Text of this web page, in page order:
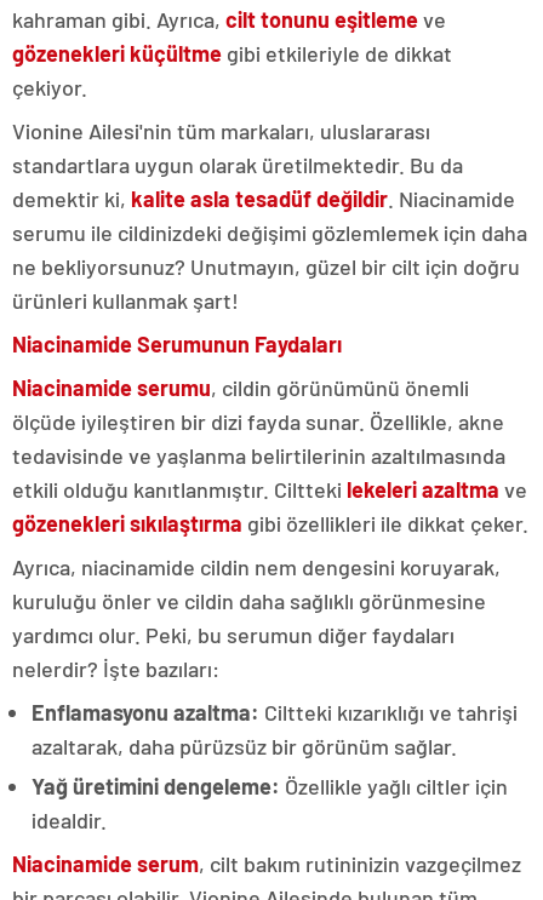
kahraman gibi. Ayrıca, cilt tonunu eşitlemeve
gözenekleri küçültme gibi etkileriyle de dikkat
çekiyor.
Vionine Ailesi'nin tüm markaları, uluslararası
standartlara uygun olarak üretilmektedir. Bu da
demektir ki, kalite asla tesadüf değildir . Niacinamide
serumu ile cildinizdeki değişimi gözlemlemek için daha
ne bekliyorsunuz? Unutmayın, güzel bir cilt için doğru
ürünleri kullanmak şart!
Niacinamide Serumunun Faydaları
Niacinamide serumu, cildin görünümünü önemli
ölçüde iyileştiren bir dizi fayda sunar. Özellikle, akne
tedavisinde ve yaşlanma belirtilerinin azaltılmasında
etkili olduğu kanıtlanmıştır. Ciltteki lekeleri azaltma ve
gözenekleri sıkılaştırma gibi özellikleri ile dikkat çeker.
Ayrıca, niacinamide cildin nem dengesini koruyarak,
kuruluğu önler ve cildin daha sağlıklı görünmesine
yardımcı olur. Peki, bu serumun diğer faydaları
nelerdir? İşte bazıları:
Enflamasyonu azaltma: Ciltteki kızarıklığı ve tahrişi
azaltarak, daha pürüzsüz bir görünüm sağlar.
Yağ üretimini dengeleme: Özellikle yağlı ciltler için
idealdir.
Niacinamide serum, cilt bakım rutininizin vazgeçilmez